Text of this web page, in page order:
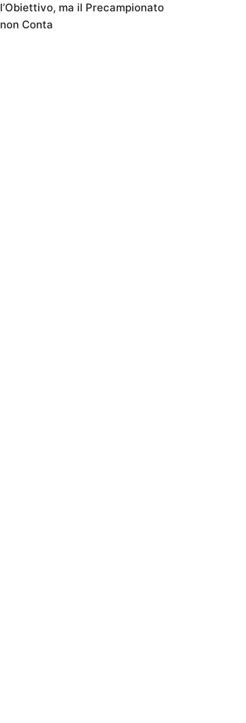
l’Obiettivo, ma il Precampionato
non Conta